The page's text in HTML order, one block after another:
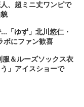
、超ミニ丈ワンピで
「ゆず」北川悠仁・
にファン歓喜
服＆ルーズソックス衣
」アイスショーで